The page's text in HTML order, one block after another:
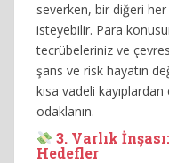
severken, bir diğeri
isteyebilir. Para
tecrübeleriniz ve
şans ve risk hayatın
kısa vadeli
odaklanın.
3. Varlık
Hedefler